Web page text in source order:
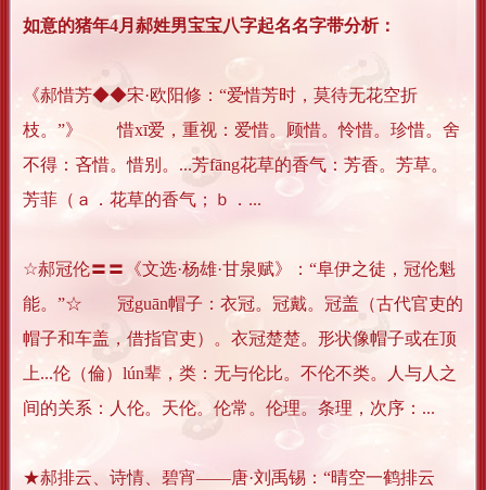
如意的猪年4月郝姓男宝宝八字起名名字带分析：
《郝惜芳◆◆宋·欧阳修：“爱惜芳时，莫待无花空折
枝。”》 惜xī爱，重视：爱惜。顾惜。怜惜。珍惜。舍
不得：吝惜。惜别。...芳fāng花草的香气：芳香。芳草。
芳菲（ａ．花草的香气；ｂ．...
☆郝冠伦〓〓《文选·杨雄·甘泉赋》：“阜伊之徒，冠伦魁
能。”☆ 冠guān帽子：衣冠。冠戴。冠盖（古代官吏的
帽子和车盖，借指官吏）。衣冠楚楚。形状像帽子或在顶
上...伦（倫）lún辈，类：无与伦比。不伦不类。人与人之
间的关系：人伦。天伦。伦常。伦理。条理，次序：...
★郝排云、诗情、碧宵——唐·刘禹锡：“晴空一鹤排云